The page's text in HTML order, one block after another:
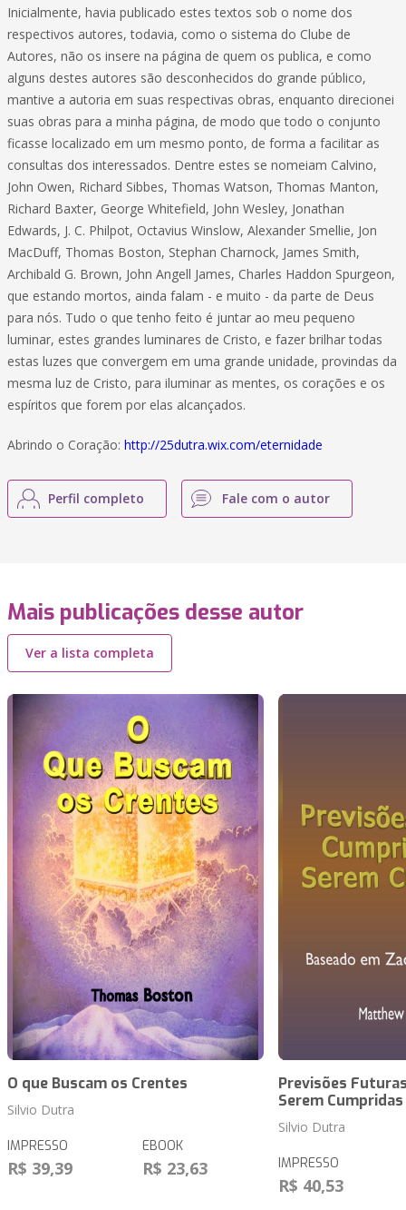
Inicialmente, havia publicado estes textos sob o nome dos
respectivos autores, todavia, como o sistema do Clube de
Autores, não os insere na página de quem os publica, e como
alguns destes autores são desconhecidos do grande público,
mantive a autoria em suas respectivas obras, enquanto direcionei
suas obras para a minha página, de modo que todo o conjunto
ficasse localizado em um mesmo ponto, de forma a facilitar as
consultas dos interessados. Dentre estes se nomeiam Calvino,
John Owen, Richard Sibbes, Thomas Watson, Thomas Manton,
Richard Baxter, George Whitefield, John Wesley, Jonathan
Edwards, J. C. Philpot, Octavius Winslow, Alexander Smellie, Jon
MacDuff, Thomas Boston, Stephan Charnock, James Smith,
Archibald G. Brown, John Angell James, Charles Haddon Spurgeon,
que estando mortos, ainda falam - e muito - da parte de Deus
para nós. Tudo o que tenho feito é juntar ao meu pequeno
luminar, estes grandes luminares de Cristo, e fazer brilhar todas
estas luzes que convergem em uma grande unidade, provindas da
mesma luz de Cristo, para iluminar as mentes, os corações e os
espíritos que forem por elas alcançados.
Abrindo o Coração: http://25dutra.wix.com/eternidade
Perfil completo Fale com o autor
Mais publicações desse autor
Ver a lista completa
O que Buscam os Crentes
Silvio Dutra
IMPRESSO
R$ 39,39
EBOOK
R$ 23,63
Previsões
Serem Cumpridas
Silvio Dutra
IMPRESSO
R$ 40,53